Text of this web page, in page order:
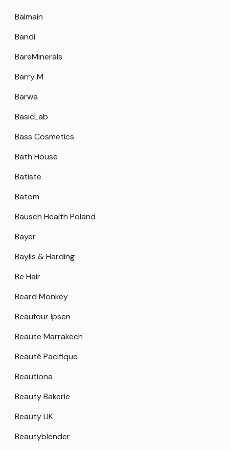
Balmain
Bandi
BareMinerals
Barry M
Barwa
BasicLab
Bass Cosmetics
Bath House
Batiste
Batom
Bausch Health Poland
Bayer
Baylis & Harding
Be Hair
Beard Monkey
Beaufour Ipsen
Beaute Marrakech
Beauté Pacifique
Beautiona
Beauty Bakerie
Beauty UK
Beautyblender